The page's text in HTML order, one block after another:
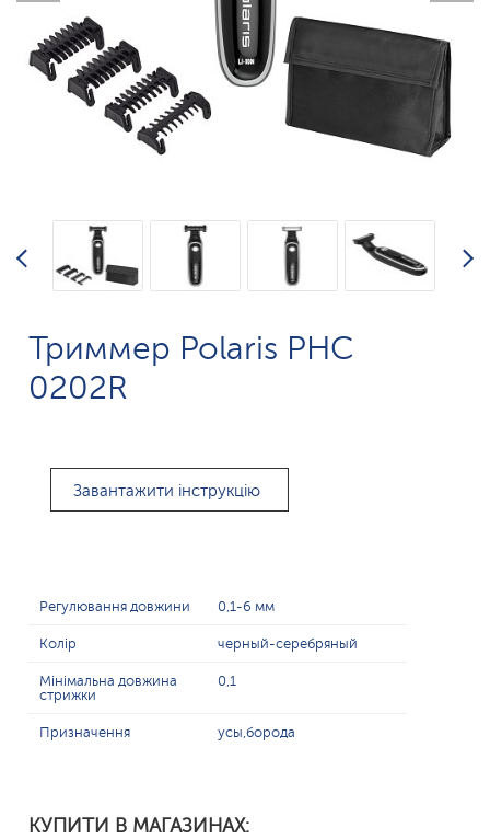
Триммер Polaris PHC
0202R
Завантажити інструкцію
Регулювання довжини 0,1-6 мм
Колір черный-серебряный
Мінімальна довжина
стрижки
0,1
Призначення усы,борода
КУПИТИ В МАГАЗИНАХ: